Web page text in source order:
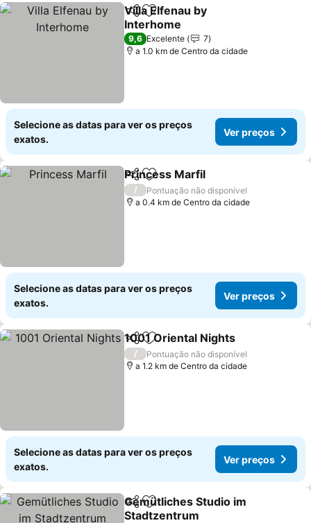
PartilharAdicionar aos favoritos
Villa Elfenau by
Interhome
9,6 Excelente
7
a 1.0 km de Centro da cidade
Selecione as datas para ver os preços
exatos.
Ver preços
PartilharAdicionar aos favoritos
Princess Marfil
/
Pontuação não disponível
a 0.4 km de Centro da cidade
Selecione as datas para ver os preços
exatos.
Ver preços
PartilharAdicionar aos favoritos
1001 Oriental Nights
/
Pontuação não disponível
a 1.2 km de Centro da cidade
Selecione as datas para ver os preços
exatos.
Ver preços
PartilharAdicionar aos favoritos
Gemütliches Studio im
Stadtzentrum